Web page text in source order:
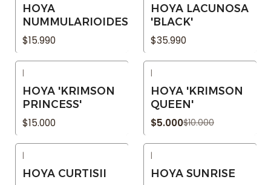
HOYA
NUMMULARIOIDES
$15.990
HOYA LACUNOSA
'BLACK'
$35.990
|
HOYA 'KRIMSON
PRINCESS'
$15.000
Agotado
|
HOYA 'KRIMSON
QUEEN'
$5.000$10.000
|
HOYA CURTISII
|
HOYA SUNRISE